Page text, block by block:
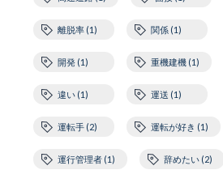
離脱率 (1) 関係 (1)
開発 (1) 重機建機 (1)
違い (1) 運送 (1)
運転手 (2) 運転が好き (1)
運行管理者 (1) 辞めたい (2)